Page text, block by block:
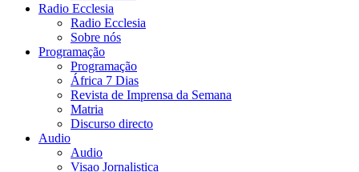
Radio Ecclesia
Radio Ecclesia
Sobre nós
Programação
Programação
África 7 Dias
Revista de Imprensa da Semana
Matria
Discurso directo
Audio
Audio
Visao Jornalistica